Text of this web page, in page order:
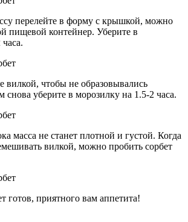
перелейте в форму с крышкой, можно
пищевой контейнер. Уберите в
вилкой, чтобы не образовывались
снова уберите в морозилку на 1.5-2 часа.
масса не станет плотной и густой. Когда
вилкой, можно пробить сорбет
готов, приятного вам аппетита!